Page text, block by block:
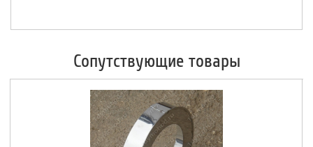
Сопутствующие товары